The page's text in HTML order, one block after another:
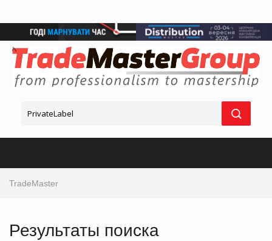
TradeMaster
Результаты поиска